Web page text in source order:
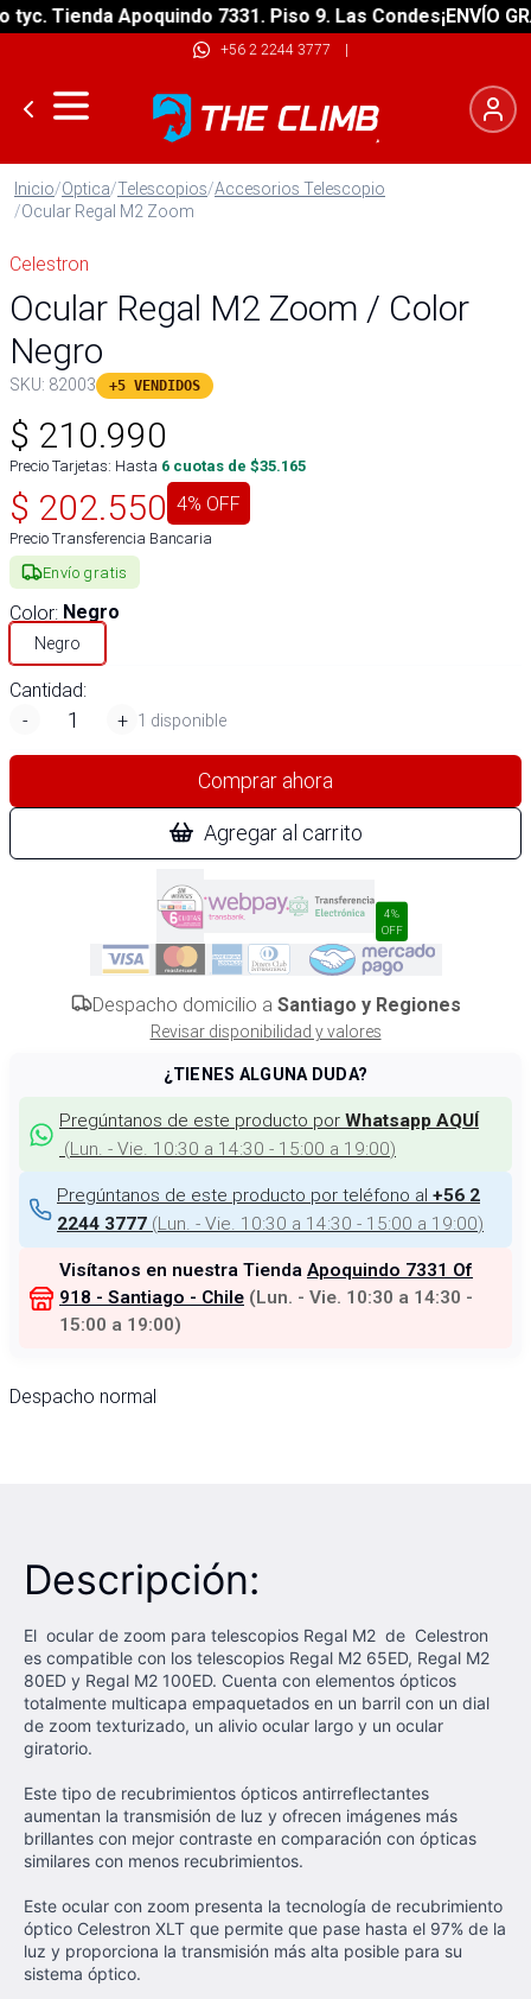
Tienda Apoquindo 7331. Piso 9. Las Condes¡ENVÍO
+56 2 2244 3777 |
Inicio/Optica/Telescopios/Accesorios Telescopio
/Ocular Regal M2 Zoom
Celestron
Ocular Regal M2 Zoom / Color
Negro
SKU: 82003 +5 VENDIDOS
$ 210.990
Precio Tarjetas: Hasta 6 cuotas de $35.165
$ 202.550 4% OFF
Precio Transferencia Bancaria
Envío gratis
Color: Negro
Negro
Cantidad:
-
+ 1 disponible
Comprar ahora
Agregar al carrito
4%
OFF
Despacho domicilio a Santiago y Regiones
Revisar disponibilidad y valores
¿TIENES ALGUNA DUDA?
Pregúntanos de este producto por Whatsapp AQUÍ
(Lun. - Vie. 10:30 a 14:30 - 15:00 a 19:00)
Pregúntanos de este producto por teléfono al +56 2
2244 3777 (Lun. - Vie. 10:30 a 14:30 - 15:00 a 19:00)
Visítanos en nuestra Tienda Apoquindo 7331 Of
918 - Santiago - Chile (Lun. - Vie. 10:30 a 14:30 -
15:00 a 19:00)
Despacho normal
Descripción:
El ocular de zoom para telescopios Regal M2 de Celestron
es compatible con los telescopios Regal M2 65ED, Regal M2
80ED y Regal M2 100ED. Cuenta con elementos ópticos
totalmente multicapa empaquetados en un barril con un dial
de zoom texturizado, un alivio ocular largo y un ocular
giratorio.
Este tipo de recubrimientos ópticos antirreflectantes
aumentan la transmisión de luz y ofrecen imágenes más
brillantes con mejor contraste en comparación con ópticas
similares con menos recubrimientos.
Este ocular con zoom presenta la tecnología de recubrimiento
óptico Celestron XLT que permite que pase hasta el 97% de la
luz y proporciona la transmisión más alta posible para su
sistema óptico.